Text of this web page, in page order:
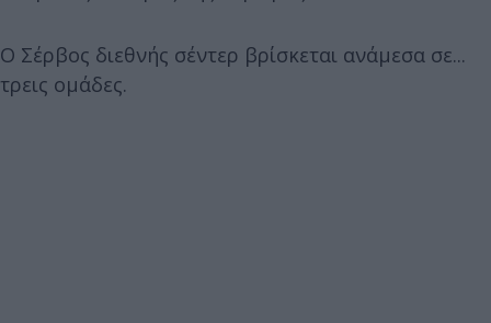
Ο Σέρβος διεθνής σέντερ βρίσκεται ανάμεσα σε...
τρεις ομάδες.